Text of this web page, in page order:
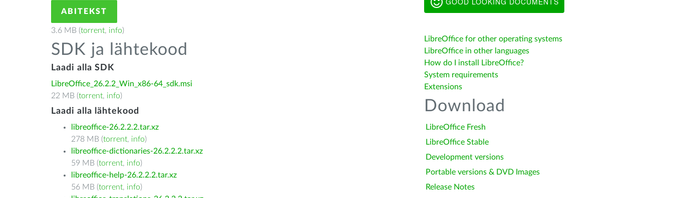
ABITEKST
3.6 MB (torrent, info)
SDK ja lähtekood
Laadi alla SDK
LibreOffice_26.2.2_Win_x86-64_sdk.msi
22 MB (torrent, info)
Laadi alla lähtekood
libreoffice-26.2.2.2.tar.xz
278 MB (torrent, info)
libreoffice-dictionaries-26.2.2.2.tar.xz
59 MB (torrent, info)
libreoffice-help-26.2.2.2.tar.xz
56 MB (torrent, info)
LibreOffice for other operating systems
LibreOffice in other languages
How do I install LibreOffice?
System requirements
Extensions
Download
LibreOffice Fresh
LibreOffice Stable
Development versions
Portable versions & DVD Images
Release Notes